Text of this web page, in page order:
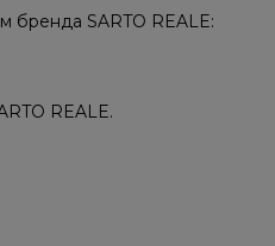
бренда SARTO REALE:
REALE.